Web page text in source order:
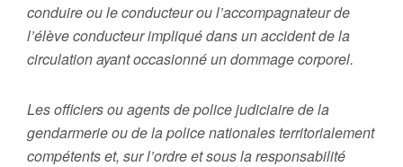
conduire ou le conducteur ou l’accompagnateur de
l’élève conducteur impliqué dans un accident de la
circulation ayant occasionné un dommage corporel.
Les officiers ou agents de police judiciaire de la
gendarmerie ou de la police nationales territorialement
compétents et, sur l’ordre et sous la responsabilité